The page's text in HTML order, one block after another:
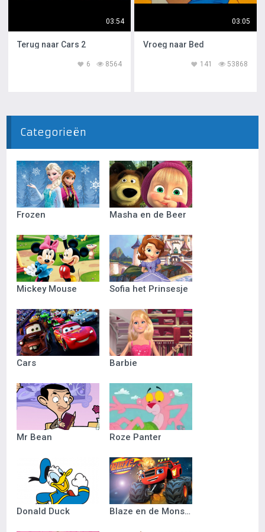
03:54
Terug naar Cars 2
8564
6
03:05
Vroeg naar Bed
53868
141
Categorieën
Frozen Masha en de Beer
Mickey Mouse Sofia het Prinsesje
Cars Barbie
Mr Bean Roze Panter
Donald Duck Blaze en de Monsterwielen